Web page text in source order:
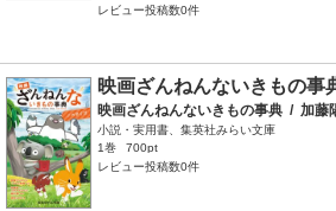
レビュー投稿数0件
映画ざんねんないきもの事
映画ざんねんないきもの事典 / 加藤
小説・実用書、集英社みらい文庫
1巻
700pt
レビュー投稿数0件